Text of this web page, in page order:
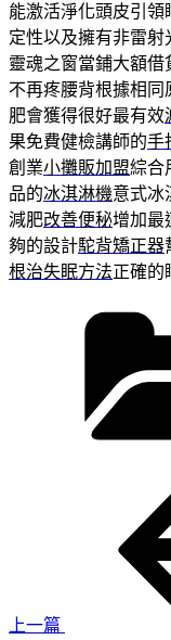
能激活淨化頭皮引
定性以及擁有非雷
靈魂之窗當鋪大額借
不再疼腰背根據相
肥會獲得很好最有效
果免費健檢講師的手
創業小攤販加盟綜合
品的冰淇淋機意式冰
減肥改善便秘增加最
夠的設計駝背矯正器
根治失眠方法正確的
上一篇